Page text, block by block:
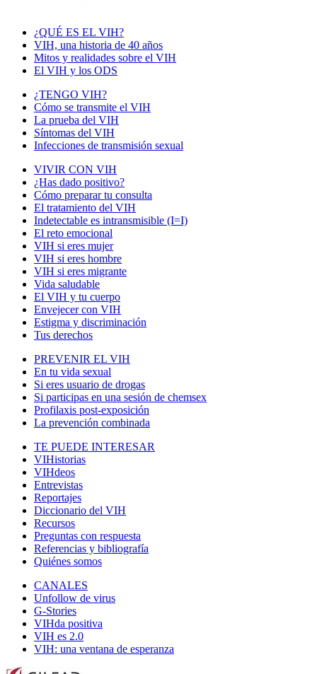
¿QUÉ ES EL VIH?
VIH, una historia de 40 años
Mitos y realidades sobre el VIH
El VIH y los ODS
¿TENGO VIH?
Cómo se transmite el VIH
La prueba del VIH
Síntomas del VIH
Infecciones de transmisión sexual
VIVIR CON VIH
¿Has dado positivo?
Cómo preparar tu consulta
El tratamiento del VIH
Indetectable es intransmisible (I=I)
El reto emocional
VIH si eres mujer
VIH si eres hombre
VIH si eres migrante
Vida saludable
El VIH y tu cuerpo
Envejecer con VIH
Estigma y discriminación
Tus derechos
PREVENIR EL VIH
En tu vida sexual
Si eres usuario de drogas
Si participas en una sesión de chemsex
Profilaxis post-exposición
La prevención combinada
TE PUEDE INTERESAR
VIHistorias
VIHdeos
Entrevistas
Reportajes
Diccionario del VIH
Recursos
Preguntas con respuesta
Referencias y bibliografía
Quiénes somos
CANALES
Unfollow de virus
G-Stories
VIHda positiva
VIH es 2.0
VIH: una ventana de esperanza